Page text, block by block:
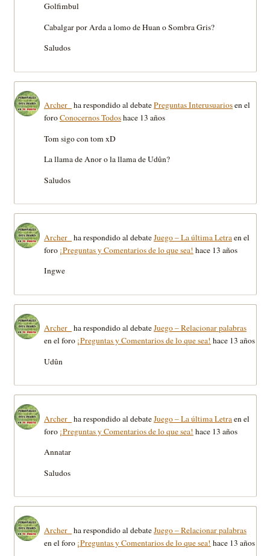
Golfimbul
Cabalgar por Arda a lomo de Huan o Sombra Gris?
Saludos
Archer_ ha respondido al debatePreguntas Interusuariosen el
foroConocernos Todoshace 13 años
Tom sigo con tom xD
La llama de Anor o la llama de Udûn?
Saludos
Archer_ ha respondido al debateJuego – La última Letraen el
foro ¡Preguntas y Comentarios de lo que sea! hace 13 años
Ingwe
Archer_ ha respondido al debateJuego – Relacionar palabras
en el foro ¡Preguntas y Comentarios de lo que sea! hace 13 años
Udûn
Archer_ ha respondido al debateJuego – La última Letraen el
foro ¡Preguntas y Comentarios de lo que sea! hace 13 años
Annatar
Saludos
Archer_ ha respondido al debateJuego – Relacionar palabras
en el foro ¡Preguntas y Comentarios de lo que sea! hace 13 años